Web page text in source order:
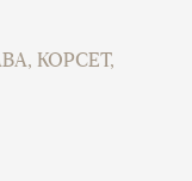
КОРСЕТ,